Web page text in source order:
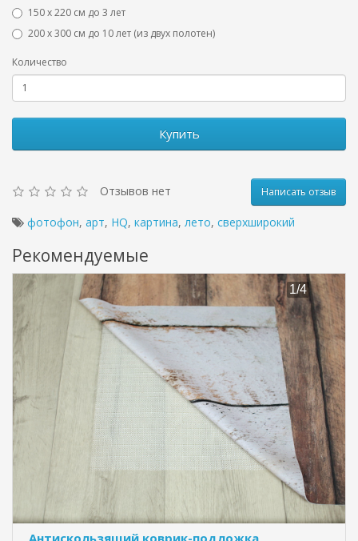
150 х 220 см до 3 лет
200 х 300 см до 10 лет (из двух полотен)
Количество
Купить
Отзывов нет Написать отзыв
фотофон, арт, HQ, картина, лето, сверхширокий
Рекомендуемые
Антискользящий коврик-подложка